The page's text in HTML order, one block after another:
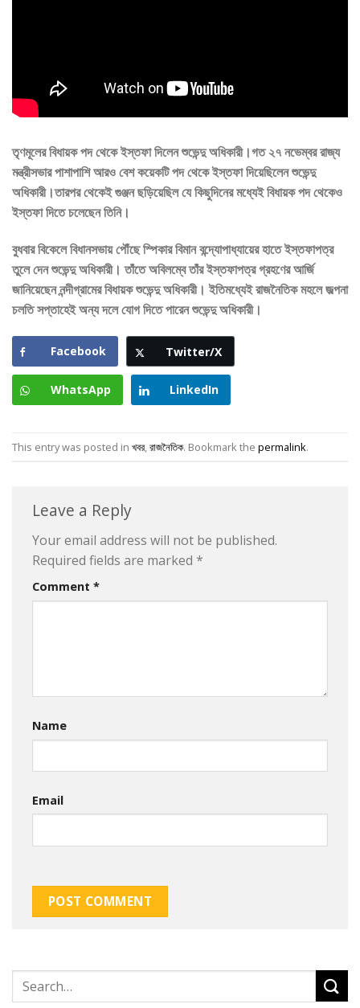
তৃণমূলের বিধায়ক পদ থেকে ইস্তফা দিলেন শুভেন্দু অধিকারী।গত ২৭ নভেম্বর রাজ্য
মন্ত্রীসভার পাশাপাশি আরও বেশ কয়েকটি পদ থেকে ইস্তফা দিয়েছিলেন শুভেন্দু
অধিকারী।তারপর থেকেই গুঞ্জন ছড়িয়েছিল যে কিছুদিনের মধ্যেই বিধায়ক পদ থেকেও
ইস্তফা দিতে চলেছেন তিনি।
বুধবার বিকেলে বিধানসভায় পৌঁছে স্পিকার বিমান বন্দ্যোপাধ্যায়ের হাতে ইস্তফাপত্র
তুলে দেন শুভেন্দু অধিকারী। তাঁতে অবিলম্বে তাঁর ইস্তফাপত্র গ্রহণের আর্জি
জানিয়েছেন নন্দীগ্রামের বিধায়ক শুভেন্দু অধিকারী। ইতিমধ্যেই রাজনৈতিক মহলে জল্পনা
চলতি সপ্তাহেই অন্য দলে যোগ দিতে পারেন শুভেন্দু অধিকারী।
Facebook Twitter/X
WhatsApp LinkedIn
This entry was posted in খবর,রাজনৈতিক. Bookmark the permalink.
Leave a Reply
Your email address will not be published.
Required fields are marked *
Comment *
Name
Email